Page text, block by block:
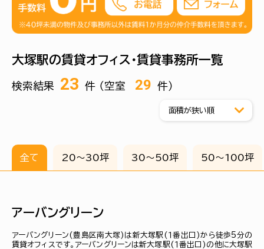
駅周辺は、駅ビル竣工や駅前広場の整備などを通じて街の
池袋エリアに集積するIT・Web系企業の影響もあり、大塚
られます。
大塚駅の賃貸オフィス・賃貸事務所一覧
検索結果 23 件 （空室 29 件）
全て 20〜30坪 30〜50坪 50〜100坪
アーバングリーン
アーバングリーン(豊島区南大塚)は新大塚駅(１番出口)から徒歩5分の
賃貸オフィスです。アーバングリーンは新大塚駅(１番出口)の他に大塚駅